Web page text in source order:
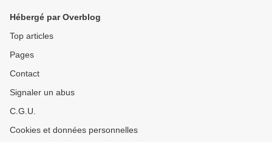
Hébergé par Overblog
Top articles
Pages
Contact
Signaler un abus
C.G.U.
Cookies et données personnelles